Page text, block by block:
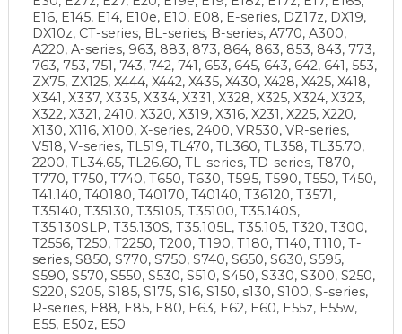
E16, E145, E14, E10e, E10, E08, E-series, DZ17z, DX19,
DX10z, CT-series, BL-series, B-series, A770, A300,
A220, A-series, 963, 883, 873, 864, 863, 853, 843, 773,
763, 753, 751, 743, 742, 741, 653, 645, 643, 642, 641, 553,
ZX75, ZX125, X444, X442, X435, X430, X428, X425, X418,
X341, X337, X335, X334, X331, X328, X325, X324, X323,
X322, X321, 2410, X320, X319, X316, X231, X225, X220,
X130, X116, X100, X-series, 2400, VR530, VR-series,
V518, V-series, TL519, TL470, TL360, TL358, TL35.70,
2200, TL34.65, TL26.60, TL-series, TD-series, T870,
T770, T750, T740, T650, T630, T595, T590, T550, T450,
T41.140, T40180, T40170, T40140, T36120, T3571,
T35140, T35130, T35105, T35100, T35.140S,
T35.130SLP, T35.130S, T35.105L, T35.105, T320, T300,
T2556, T250, T2250, T200, T190, T180, T140, T110, T-
series, S850, S770, S750, S740, S650, S630, S595,
S590, S570, S550, S530, S510, S450, S330, S300, S250,
S220, S205, S185, S175, S16, S150, s130, S100, S-series,
R-series, E88, E85, E80, E63, E62, E60, E55z, E55w,
E55, E50z, E50